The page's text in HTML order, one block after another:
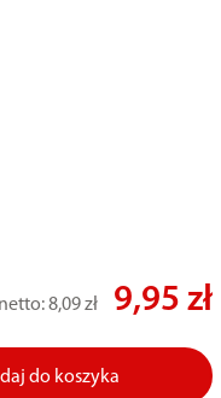
8,09 zł 9,95 zł
do koszyka